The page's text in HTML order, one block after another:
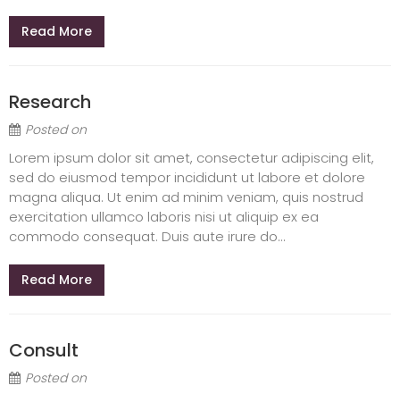
Read More
Research
Posted on
Lorem ipsum dolor sit amet, consectetur adipiscing elit,
sed do eiusmod tempor incididunt ut labore et dolore
magna aliqua. Ut enim ad minim veniam, quis nostrud
exercitation ullamco laboris nisi ut aliquip ex ea
commodo consequat. Duis aute irure do...
Read More
Consult
Posted on